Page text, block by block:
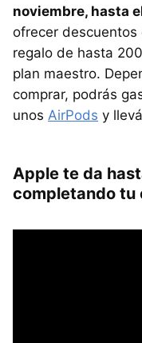
noviembre, hasta
ofrecer
regalo de hasta
plan maestro.
comprar, podrás
unos AirPods y
Apple te da
completando tu